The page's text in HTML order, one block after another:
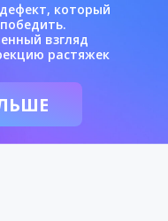
который
взгляд
растяжек